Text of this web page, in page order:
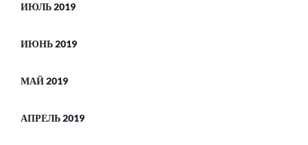
ИЮЛЬ 2019
ИЮНЬ 2019
МАЙ 2019
АПРЕЛЬ 2019